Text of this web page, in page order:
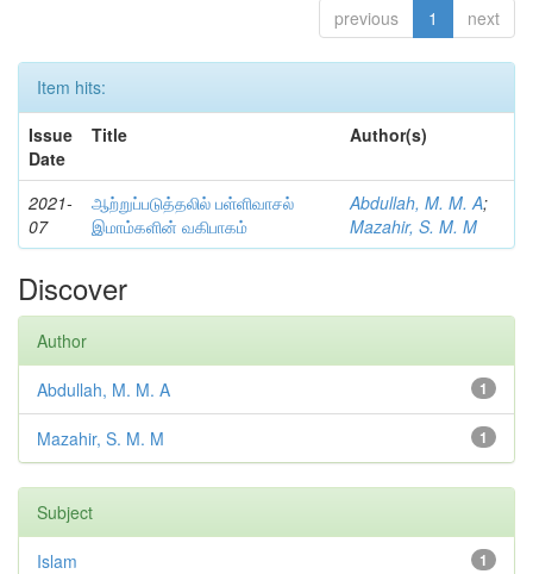
previous 1 next
Item hits:
Issue
Date
Title Author(s)
2021-
07
ஆற்றுப்படுத்தலில் பள்ளிவாசல்
இமாம்களின் வகிபாகம்
Abdullah, M. M. A;
Mazahir, S. M. M
Discover
Author
1
Abdullah, M. M. A
1
Mazahir, S. M. M
Subject
1
Islam